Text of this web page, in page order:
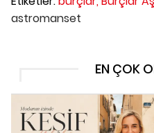
astromanset
EN ÇOK